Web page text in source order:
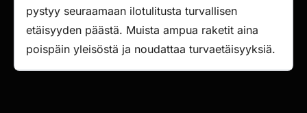
pystyy seuraamaan ilotulitusta turvallisen
etäisyyden päästä. Muista ampua raketit aina
poispäin yleisöstä ja noudattaa turvaetäisyyksiä.